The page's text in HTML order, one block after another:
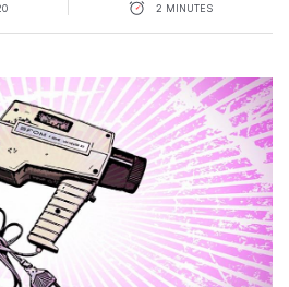
2 MINUTES